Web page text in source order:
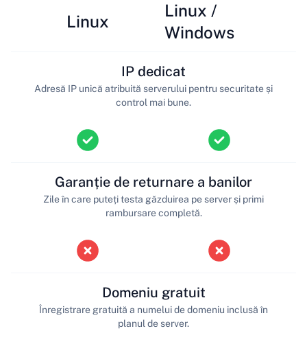
Linux
Linux /
Windows
IP dedicat
Adresă IP unică atribuită serverului pentru securitate și
control mai bune.
Garanție de returnare a banilor
Zile în care puteți testa găzduirea pe server și primi
rambursare completă.
Domeniu gratuit
Înregistrare gratuită a numelui de domeniu inclusă în
planul de server.